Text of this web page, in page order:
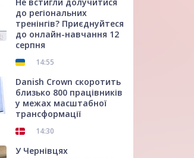
до регіональних
тренінгів? Приєднуйтеся
до онлайн-навчання 12
серпня
14:55
Danish Crown скоротить
близько 800 працівників
у межах масштабної
трансформації
14:30
У Чернівцях